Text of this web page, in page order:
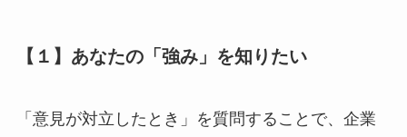
【１】あなたの「強み」を知りたい
「意見が対立したとき」を質問することで、企業